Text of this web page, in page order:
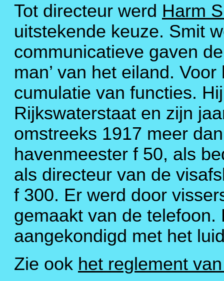
Tot directeur werd Harm
uitstekende keuze. Smit
communicatieve gaven
man’ van het eiland.
cumulatie van functies.
Rijkswaterstaat en zijn
omstreeks 1917 meer
havenmeester f 50, als
als directeur van de
f 300. Er werd door
gemaakt van de
aangekondigd met het
Zie ook het reglement